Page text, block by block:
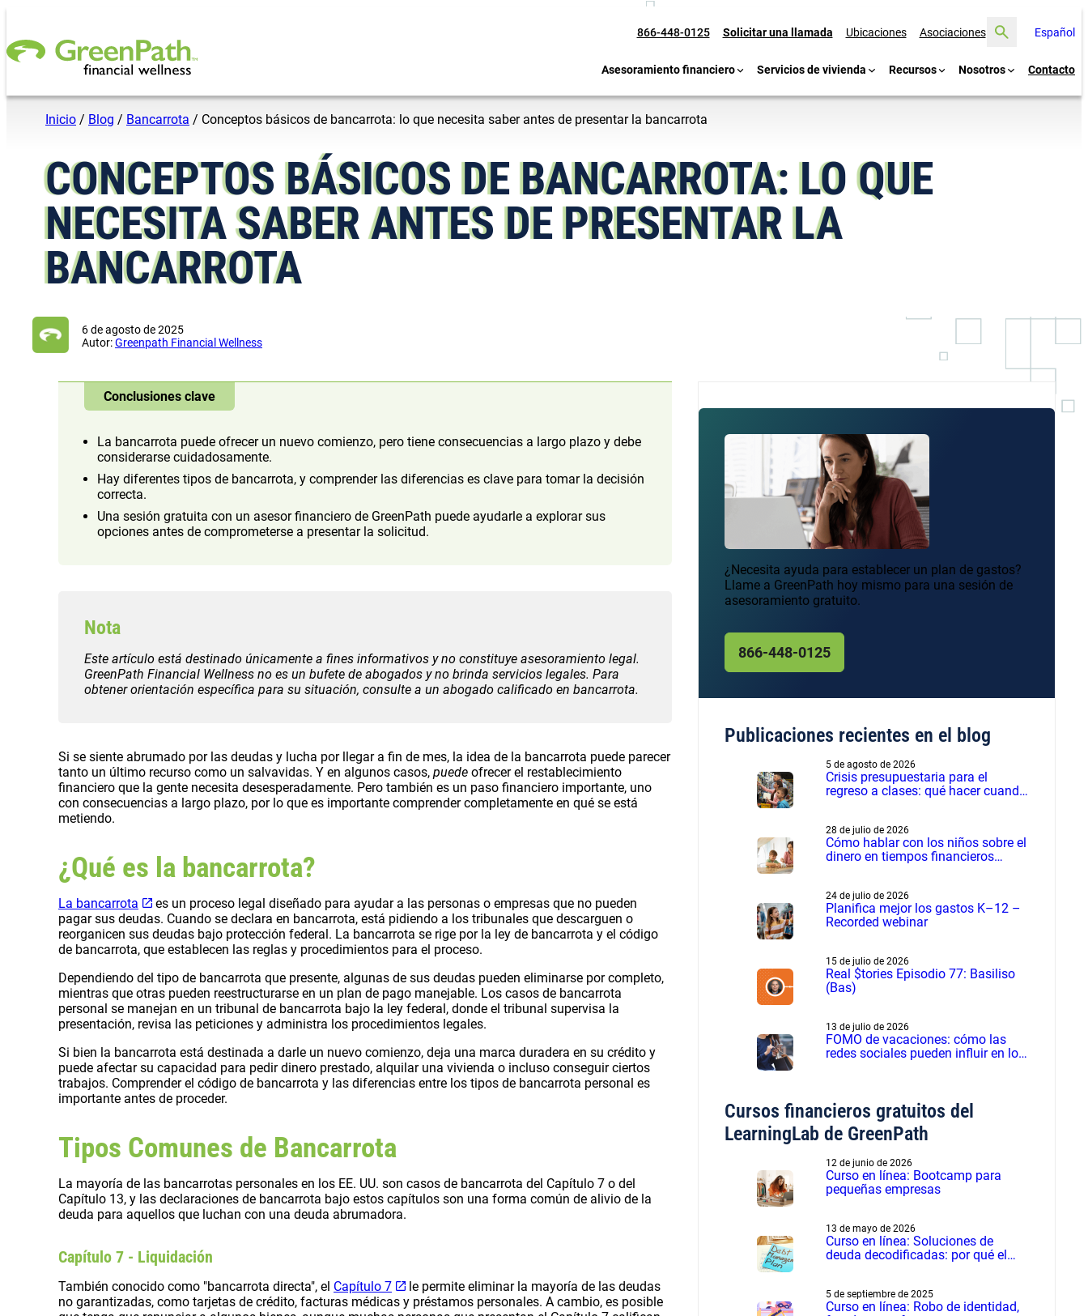
Español
866-448-0125 Solicitar una llamada Ubicaciones Asociaciones
Buscar
Asesoramiento financiero Servicios de vivienda Recursos Nosotros Contacto
Inicio / Blog / Bancarrota / Conceptos básicos de bancarrota: lo que necesita saber antes de presentar la bancarrota
CONCEPTOS BÁSICOS DE BANCARROTA: LO QUE
NECESITA SABER ANTES DE PRESENTAR LA
BANCARROTA
6 de agosto de 2025
Autor:Greenpath Financial Wellness
Conclusiones clave
La bancarrota puede ofrecer un nuevo comienzo, pero tiene consecuencias a largo plazo y debe
considerarse cuidadosamente.
Hay diferentes tipos de bancarrota, y comprender las diferencias es clave para tomar la decisión
correcta.
Una sesión gratuita con un asesor financiero de GreenPath puede ayudarle a explorar sus
opciones antes de comprometerse a presentar la solicitud.
Nota
Este artículo está destinado únicamente a fines informativos y no constituye asesoramiento legal.
GreenPath Financial Wellness no es un bufete de abogados y no brinda servicios legales. Para
obtener orientación específica para su situación, consulte a un abogado calificado en bancarrota.
Si se siente abrumado por las deudas y lucha por llegar a fin de mes, la idea de la bancarrota puede parecer
tanto un último recurso como un salvavidas. Y en algunos casos, puede ofrecer el restablecimiento
financiero que la gente necesita desesperadamente. Pero también es un paso financiero importante, uno
con consecuencias a largo plazo, por lo que es importante comprender completamente en qué se está
metiendo.
¿Qué es la bancarrota?
La bancarrota
es un proceso legal diseñado para ayudar a las personas o empresas que no pueden
pagar sus deudas. Cuando se declara en bancarrota, está pidiendo a los tribunales que descarguen o
reorganicen sus deudas bajo protección federal. La bancarrota se rige por la ley de bancarrota y el código
de bancarrota, que establecen las reglas y procedimientos para el proceso.
Dependiendo del tipo de bancarrota que presente, algunas de sus deudas pueden eliminarse por completo,
mientras que otras pueden reestructurarse en un plan de pago manejable. Los casos de bancarrota
personal se manejan en un tribunal de bancarrota bajo la ley federal, donde el tribunal supervisa la
presentación, revisa las peticiones y administra los procedimientos legales.
Si bien la bancarrota está destinada a darle un nuevo comienzo, deja una marca duradera en su crédito y
puede afectar su capacidad para pedir dinero prestado, alquilar una vivienda o incluso conseguir ciertos
trabajos. Comprender el código de bancarrota y las diferencias entre los tipos de bancarrota personal es
importante antes de proceder.
Tipos Comunes de Bancarrota
La mayoría de las bancarrotas personales en los EE. UU. son casos de bancarrota del Capítulo 7 o del
Capítulo 13, y las declaraciones de bancarrota bajo estos capítulos son una forma común de alivio de la
deuda para aquellos que luchan con una deuda abrumadora.
Capítulo 7 - Liquidación
También conocido como "bancarrota directa", el Capítulo 7
le permite eliminar la mayoría de las deudas
no garantizadas, como tarjetas de crédito, facturas médicas y préstamos personales. A cambio, es posible
¿Necesita ayuda para establecer un plan de gastos?
Llame a GreenPath hoy mismo para una sesión de
asesoramiento gratuito.
866-448-0125
Publicaciones recientes en el blog
5 de agosto de 2026
Crisis presupuestaria para el
regreso a clases: qué hacer cuando
28 de julio de 2026
Cómo hablar con los niños sobre el
dinero en tiempos financieros
24 de julio de 2026
Planifica mejor los gastos K–12 –
Recorded webinar
15 de julio de 2026
Real $tories Episodio 77: Basiliso
(Bas)
13 de julio de 2026
FOMO de vacaciones: cómo las
redes sociales pueden influir en los
Cursos financieros gratuitos del
LearningLab de GreenPath
12 de junio de 2026
Curso en línea: Bootcamp para
pequeñas empresas
13 de mayo de 2026
Curso en línea: Soluciones de
deuda decodificadas: por qué el
5 de septiembre de 2025
Curso en línea: Robo de identidad,